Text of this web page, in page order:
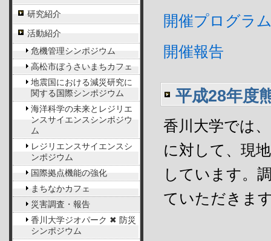
開催プログラ
開催報告
平成28年度
香川大学では
に対して、現
しています。
ていただきま
研究紹介
活動紹介
危機管理シンポジウム
高松市ぼうさいまちカフェ
地震国における減災研究に
関する国際シンポジウム
海洋科学の未来とレジリエ
ンスサイエンスシンポジウ
ム
レジリエンスサイエンスシ
ンポジウム
国際拠点機能の強化
まちなかカフェ
災害調査・報告
香川大学ジオパーク ✖ 防災
シンポジウム